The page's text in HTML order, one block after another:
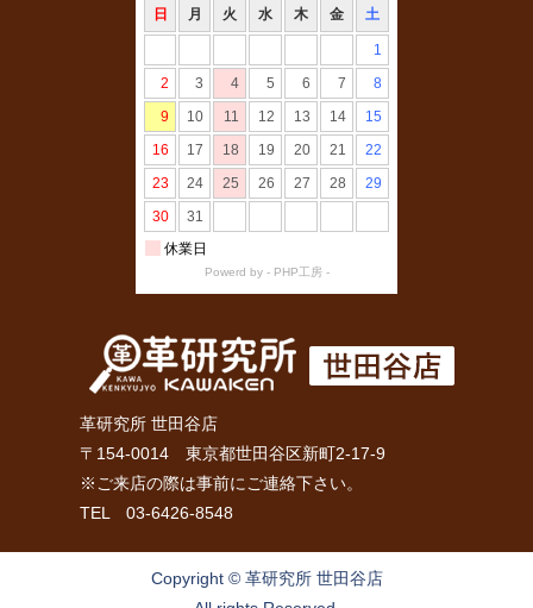
革研究所 世田谷店
〒154-0014 東京都世田谷区新町2-17-9
※ご来店の際は事前にご連絡下さい。
TEL 03-6426-8548
Copyright © 革研究所 世田谷店